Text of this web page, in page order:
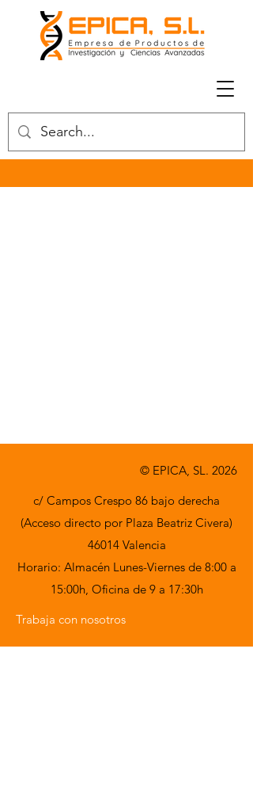
© EPICA, SL. 2026
c/ Campos Crespo 86 bajo derecha
(Acceso directo por Plaza Beatriz Civera)
46014 Valencia
Horario: Almacén Lunes-Viernes de 8:00 a
15:00h, Oficina de 9 a 17:30h
Trabaja con nosotros